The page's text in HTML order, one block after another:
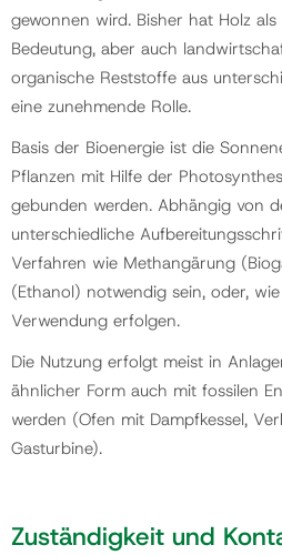
gewonnen wird. Bisher hat Holz
Bedeutung, aber auch
organische Reststoffe aus
eine zunehmende Rolle.
Basis der Bioenergie ist die
Pflanzen mit Hilfe der
gebunden werden. Abhängig von
unterschiedliche
Verfahren wie Methangärung
(Ethanol) notwendig sein, oder,
Verwendung erfolgen.
Die Nutzung erfolgt meist in
ähnlicher Form auch mit fossilen
werden (Ofen mit Dampfkessel,
Gasturbine).
Zuständigkeit und